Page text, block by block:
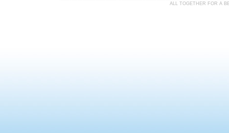
ALL TOGETHER FOR A